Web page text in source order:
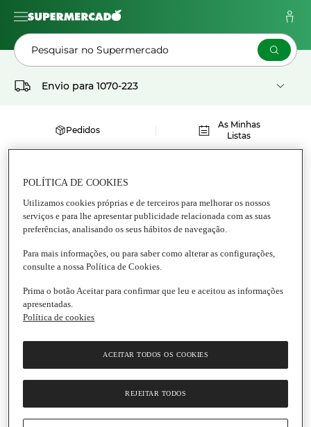
Pesquisar no Supermercado
Envio para 1070-223
Pedidos
As Minhas
Listas
Adicionar
Polar Listerine Advanced
POLÍTICA DE COOKIES
Utilizamos cookies próprias e de terceiros para melhorar os nossos
serviços e para lhe apresentar publicidade relacionada com as suas
preferências, analisando os seus hábitos de navegação.
Para mais informações, ou para saber como alterar as configurações,
consulte a nossa Política de Cookies.
Prima o botão Aceitar para confirmar que leu e aceitou as informações
apresentadas.
Política de cookies
REJEITAR TODOS
ACEITAR TODOS OS COOKIES